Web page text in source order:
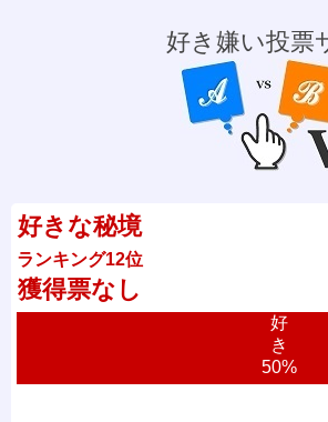
好き嫌い投票
好きな秘境
ランキング12位
獲得票なし
好
き
50%